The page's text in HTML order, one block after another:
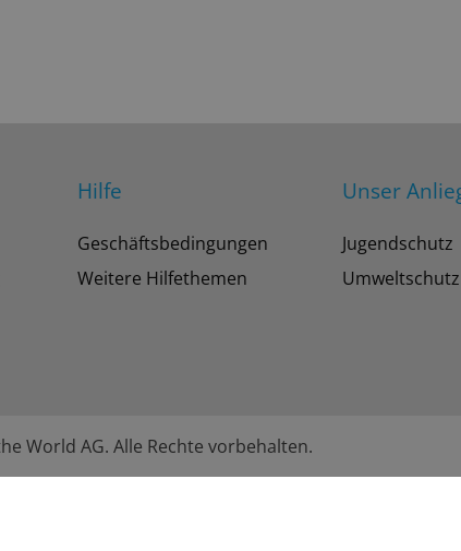
Hilfe
Geschäftsbedingungen
Weitere Hilfethemen
Unser
Jugendschutz
Umweltschutz
World AG. Alle Rechte vorbehalten.